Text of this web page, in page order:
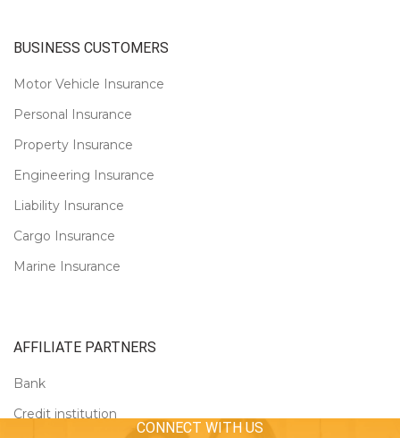
BUSINESS CUSTOMERS
Motor Vehicle Insurance
Personal Insurance
Property Insurance
Engineering Insurance
Liability Insurance
Cargo Insurance
Marine Insurance
AFFILIATE PARTNERS
Bank
Credit institution
CONNECT WITH US